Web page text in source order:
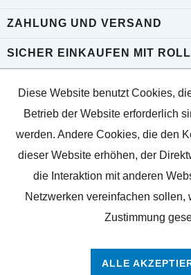
ZAHLUNG UND VERSAND
SICHER EINKAUFEN MIT
Diese Website benutzt Cookies,
Betrieb der Website erforderlich
werden. Andere Cookies, die den
dieser Website erhöhen, der
die Interaktion mit anderen
Netzwerken vereinfachen sollen,
Zustimmung
ALLE